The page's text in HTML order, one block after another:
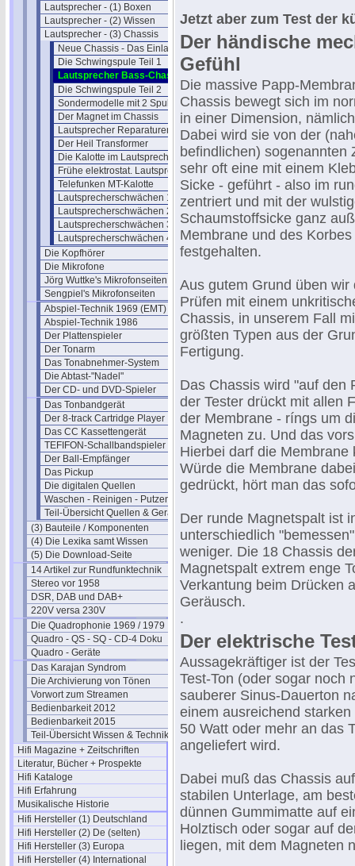
Lautsprecher - (1) Boxen
Lautsprecher - (2) Wissen
Lautsprecher - (3) Chassis
Neue Chassis - Das Einlaufen
Die Schwingspule Teil 1
Lautsprecher Bass-Chassis prüfen
Die Schwingspule Teil 2
Sondermodelle mit 2 Spulen
Der Magnet im Chassis
Lautsprecher Reparaturen
Der Heil Transformer
Die Kalotte im Lautsprecherbau
Frühe elektrostat. Lautsprecher
Telefunken MT-Kalotte
Lautsprecherschwächen 1
Lautsprecherschwächen 2
Lautsprecherschwächen 3
Lautsprecherschwächen 4
Die Kopfhörer
Die Mikrofone
Jörg Wuttke's Mikrofonseiten
Sengpiel's Mikrofonseiten
Abspiel-Technik 1969 (EMT)
Abspiel-Technik 1986
Der Plattenspieler
Der Tonarm
Das Tonabnehmer-System
Die Abtast-"Nadel"
Der CD- und DVD-Spieler
Das Tonbandgerät
Der 8-track Cartridge Player
Das CC Kassettengerät
TEFIFON-Schallbandspieler (1950)
Der Ball-Empfänger
Das Pickup
Die digitalen Quellen
Waschen - Reinigen - Putzen
Teil-Übersicht Quellen & Geräte
(3) Bauteile / Komponenten
(4) Die Lexika samt Wissen
(5) Die Download-Seite
14 Artikel zur Rundfunktechnik
Stereo vor 1958
DSR, DAB und DAB+
220V versa 230V
Die Quadrophonie 1969 / 1979
Quadro - QS - SQ - CD-4 Doku
Quadro - Geräte
Das Karajan Syndrom
Die Archivierung von Tönen
Vorwort zum Streamen
Bedienbarkeit 2012
Bedienbarkeit 2015
Teil-Übersicht Wissen & Technik
Hifi Magazine + Zeitschriften
Literatur, Bücher + Prospekte
Hifi Kataloge
Hifi Erfahrung
Musikalische Historie
Hifi Hersteller (1) Deutschland
Hifi Hersteller (2) De (selten)
Hifi Hersteller (3) Europa
Hifi Hersteller (4) International
Jetzt aber zum Test der
Der händische
Gefühl
Die massive Papp-
Chassis bewegt sich im
in einer Dimension,
Dabei wird sie von der
befindlichen) sogenannten
sehr oft eine mit einem
Sicke - geführt - also im
zentriert und mit der
Schaumstoffsicke ganz
Membrane und des
festgehalten.
Aus gutem Grund üben wir
Prüfen mit einem
Chassis, in unserem Fall
größten Typen aus der
Fertigung.
Das Chassis wird "auf den
der Tester drückt mit allen
der Membrane - ríngs um
Magneten zu. Und das
Hierbei darf die
Würde die Membrane
gedrückt, hört man das
Der runde Magnetspalt ist
unterschiedlich
weniger. Die 18 Chassis
Magnetspalt extrem enge
Verkantung beim Drücken
Geräusch.
.
Der elektrische
Aussagekräftiger ist der
Test-Ton (oder sogar noch
sauberer Sinus-Dauerton
einem ausreichend
50 Watt oder mehr an das
angeliefert wird.
Dabei muß das Chassis
stabilen Unterlage, am
dünnen Gummimatte auf
Holztisch oder sogar auf
liegen, mit dem Magneten